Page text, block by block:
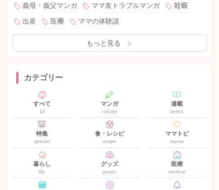
義母・義父マンガ
ママ友トラブルマンガ
妊娠
出産
医療 ママの体験談
もっと見る
カテゴリー
すべて
all
マンガ
column
連載
series
特集
special
食・レシピ
recipe
ママトピ
mama
暮らし
life
グッズ
goods
医療
medical